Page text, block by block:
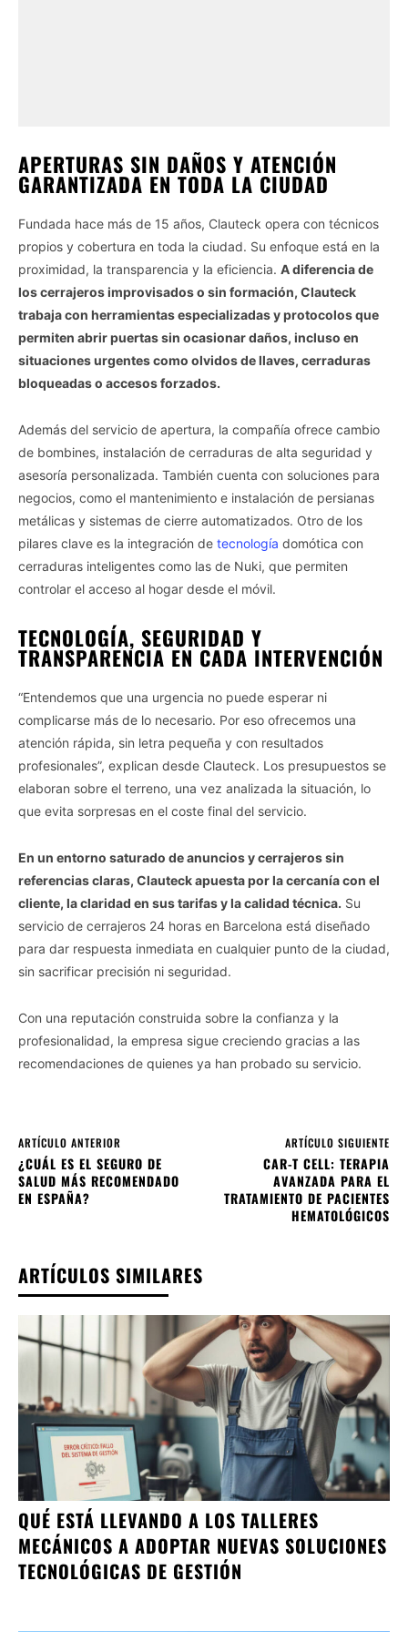
APERTURAS SIN DAÑOS Y ATENCIÓN
GARANTIZADA EN TODA LA CIUDAD
Fundada hace más de 15 años, Clauteck opera con técnicos
propios y cobertura en toda la ciudad. Su enfoque está en la
proximidad, la transparencia y la eficiencia. A diferencia de
los cerrajeros improvisados o sin formación, Clauteck
trabaja con herramientas especializadas y protocolos que
permiten abrir puertas sin ocasionar daños, incluso en
situaciones urgentes como olvidos de llaves, cerraduras
bloqueadas o accesos forzados.
Además del servicio de apertura, la compañía ofrece cambio
de bombines, instalación de cerraduras de alta seguridad y
asesoría personalizada. También cuenta con soluciones para
negocios, como el mantenimiento e instalación de persianas
metálicas y sistemas de cierre automatizados. Otro de los
pilares clave es la integración de tecnología domótica con
cerraduras inteligentes como las de Nuki, que permiten
controlar el acceso al hogar desde el móvil.
TECNOLOGÍA, SEGURIDAD Y
TRANSPARENCIA EN CADA INTERVENCIÓN
“Entendemos que una urgencia no puede esperar ni
complicarse más de lo necesario. Por eso ofrecemos una
atención rápida, sin letra pequeña y con resultados
profesionales”, explican desde Clauteck. Los presupuestos se
elaboran sobre el terreno, una vez analizada la situación, lo
que evita sorpresas en el coste final del servicio.
En un entorno saturado de anuncios y cerrajeros sin
referencias claras, Clauteck apuesta por la cercanía con el
cliente, la claridad en sus tarifas y la calidad técnica. Su
servicio de cerrajeros 24 horas en Barcelona está diseñado
para dar respuesta inmediata en cualquier punto de la ciudad,
sin sacrificar precisión ni seguridad.
Con una reputación construida sobre la confianza y la
profesionalidad, la empresa sigue creciendo gracias a las
recomendaciones de quienes ya han probado su servicio.
ARTÍCULO ANTERIOR
¿CUÁL ES EL SEGURO DE
SALUD MÁS RECOMENDADO
EN ESPAÑA?
ARTÍCULO SIGUIENTE
CAR-T CELL: TERAPIA
AVANZADA PARA EL
TRATAMIENTO DE PACIENTES
HEMATOLÓGICOS
ARTÍCULOS SIMILARES
QUÉ ESTÁ LLEVANDO A LOS TALLERES
MECÁNICOS A ADOPTAR NUEVAS SOLUCIONES
TECNOLÓGICAS DE GESTIÓN